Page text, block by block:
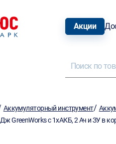
Акции
Аккумуляторный инструмент/
GreenWorks c 1хАКБ, 2 Ач и ЗУ в